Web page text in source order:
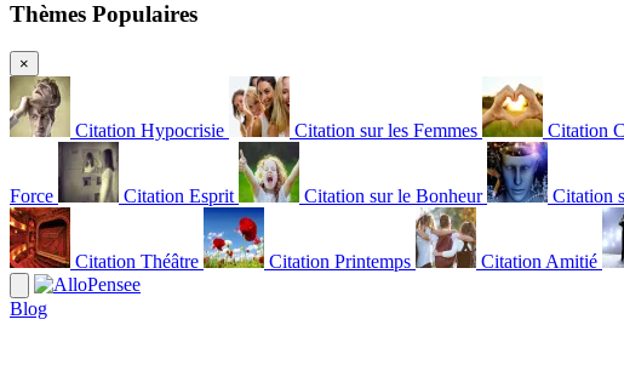
Thèmes Populaires
×
Citation Hypocrisie Citation sur les Femmes Citation
Force Citation Esprit Citation sur le Bonheur Citation
Citation Théâtre Citation Printemps Citation Amitié
Blog